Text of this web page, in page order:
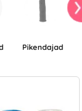
Pikendajad